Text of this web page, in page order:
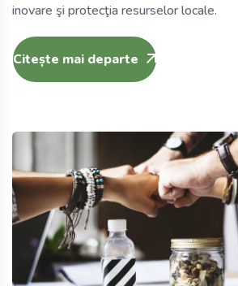
inovare şi protecţia resurselor locale.
Citește mai departe